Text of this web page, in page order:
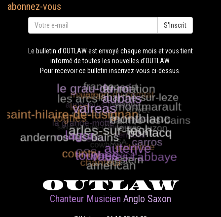
abonnez-vous
S'Inscrit
Le bulletin d'OUTLAW est envoyé chaque mois et vous tient
informé de toutes les nouvelles d'OUTLAW.
Pour recevoir ce bulletin inscrivez-vous ci-dessus.
OUTLAW
Chanteur Musicien Anglo Saxon